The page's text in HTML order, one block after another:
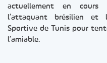
actuellement en cours
l’attaquant brésilien et
Sportive de Tunis pour
l’amiable.